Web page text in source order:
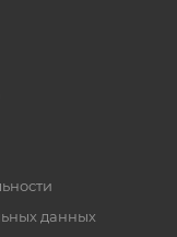
данных